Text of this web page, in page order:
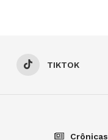
TIKTOK
Crônicas